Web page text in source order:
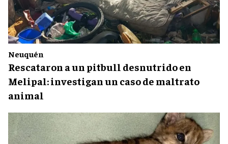
Neuquén
Rescataron a un pitbull desnutrido en
Melipal: investigan un caso de maltrato
animal